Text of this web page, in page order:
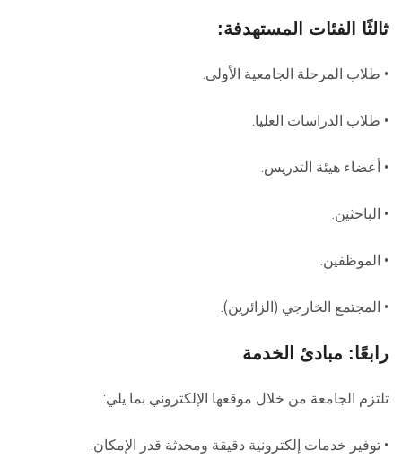
ثالثًا الفئات المستهدفة:
• طلاب المرحلة الجامعية الأولى.
• طلاب الدراسات العليا.
• أعضاء هيئة التدريس.
• الباحثين.
• الموظفين.
• المجتمع الخارجي (الزائرين).
رابعًا: مبادئ الخدمة
تلتزم الجامعة من خلال موقعها الإلكتروني بما يلي:
• توفير خدمات إلكترونية دقيقة ومحدثة قدر الإمكان.